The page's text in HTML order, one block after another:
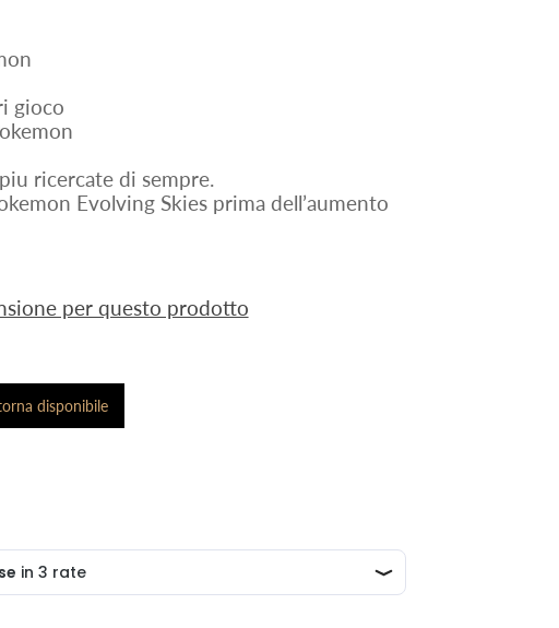
gioco
ricercate di sempre.
Evolving Skies prima dell’aumento
per questo prodotto